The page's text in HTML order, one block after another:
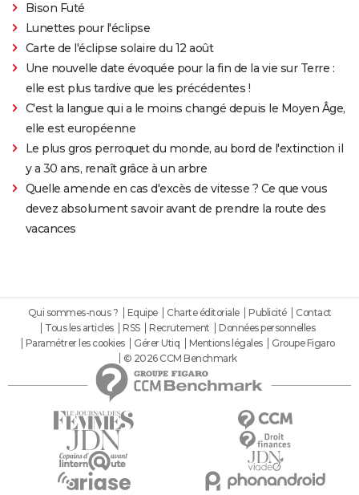
Bison Futé
Lunettes pour l'éclipse
Carte de l'éclipse solaire du 12 août
Une nouvelle date évoquée pour la fin de la vie sur Terre :
elle est plus tardive que les précédentes !
C'est la langue qui a le moins changé depuis le Moyen Âge,
elle est européenne
Le plus gros perroquet du monde, au bord de l'extinction il
y a 30 ans, renaît grâce à un arbre
Quelle amende en cas d'excès de vitesse ? Ce que vous
devez absolument savoir avant de prendre la route des
vacances
Qui sommes-nous ? Equipe Charte éditoriale Publicité
Contact
Tous les articles
RSS Recrutement
Données personnelles
Paramétrer les cookies
Gérer Utiq Mentions légales
Groupe Figaro
© 2026 CCM Benchmark